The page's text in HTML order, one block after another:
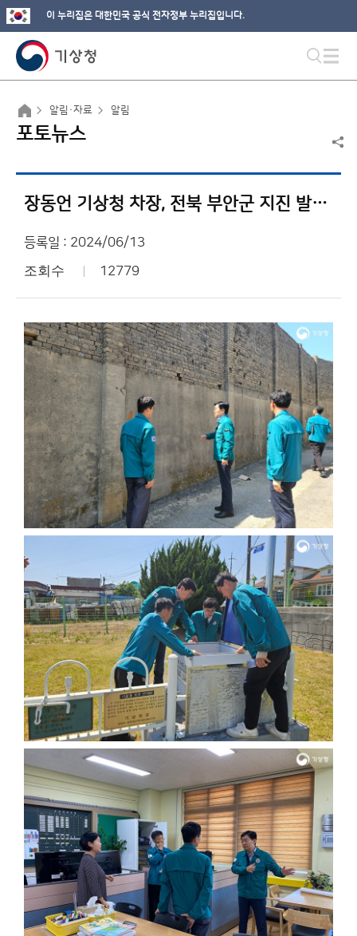
이 누리집은 대한민국 공식 전자정부 누리집입니다.
알림·자료 알림
포토뉴스
장동언 기상청 차장, 전북 부안군 지진 발생 지역 현장 방문
등록일 : 2024/06/13
조회수 12779